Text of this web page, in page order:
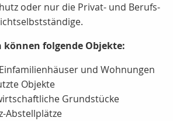
oder nur die Privat- und Berufs-
können folgende Objekte:
und Wohnungen
Objekte
Grundstücke
Abstellplätze